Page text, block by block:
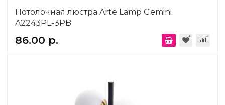
Потолочная люстра Arte Lamp Gemini
A2243PL-3PB
86.00 р.